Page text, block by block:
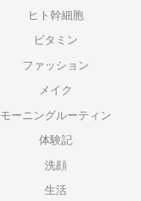
ヒト幹細胞
ビタミン
ファッション
メイク
モーニングルーティン
体験記
洗顔
生活